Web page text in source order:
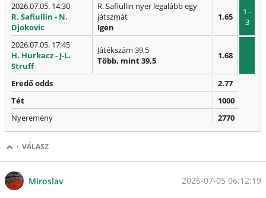
2026.07.05. 14:30
R. Safiullin - N.
Djokovic
R. Safiullin nyer legalább egy
játszmát
Igen
1.65
1 -
3
2026.07.05. 17:45
H. Hurkacz - J-L.
Struff
Játékszám 39,5
Több, mint 39,5
1.68
Eredő odds
2.77
Tét
1000
Nyeremény
2770
· VÁLASZ
Miroslav 2026-07-05 06:12:19